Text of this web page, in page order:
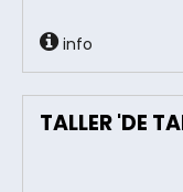
info
TALLER 'DE